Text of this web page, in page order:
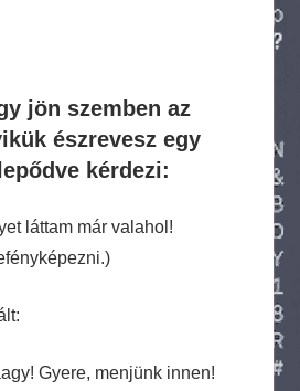
jön szemben az
észrevesz egy
kérdezi:
láttam már valahol!
Gyere, menjünk innen!